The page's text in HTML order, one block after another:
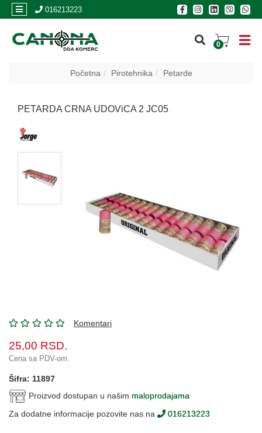
016213223
0
Početna Pirotehnika Petarde
PETARDA CRNA UDOViCA 2 JC05
Komentari
25,00 RSD.
Cena sa PDV-om.
Šifra: 11897
Proizvod dostupan u našim maloprodajama
Za dodatne informacije pozovite nas na
016213223